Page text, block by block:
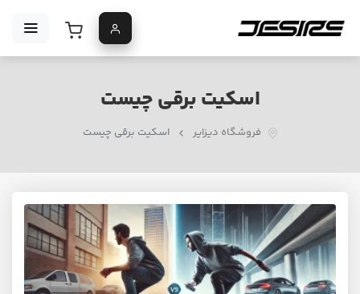
اسکیت برقی چیست
فروشگاه دیزایر اسکیت برقی چیست